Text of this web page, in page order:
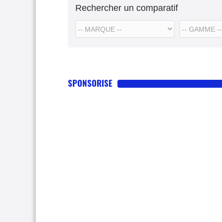
Rechercher un comparatif
SPONSORISE